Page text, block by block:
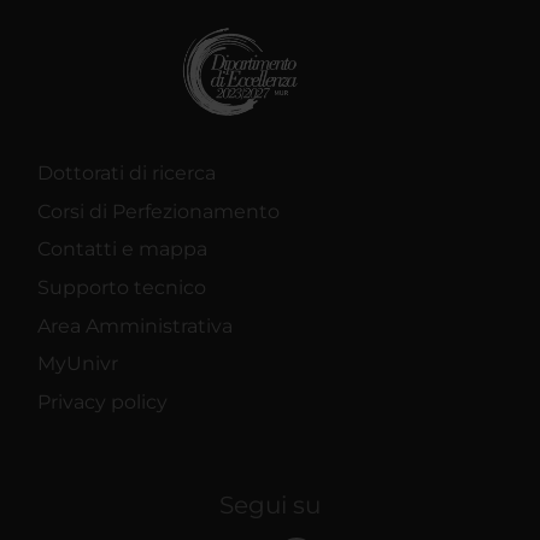
Dottorati di ricerca
Corsi di Perfezionamento
Contatti e mappa
Supporto tecnico
Area Amministrativa
MyUnivr
Privacy policy
Segui su